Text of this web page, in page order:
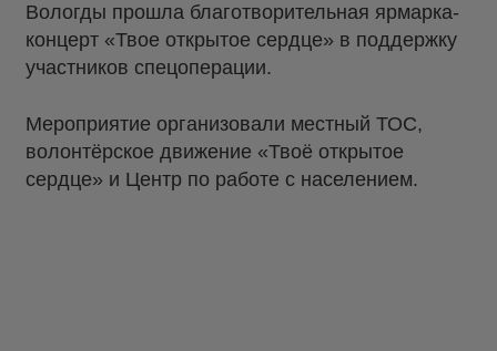
Вологды прошла благотворительная ярмарка-
концерт «Твое открытое сердце» в поддержку
участников спецоперации.
Мероприятие организовали местный ТОС,
волонтёрское движение «Твоё открытое
сердце» и Центр по работе с населением.